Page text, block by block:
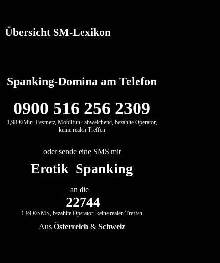
Übersicht SM-Lexikon
Spanking-Domina am Telefon
0900 516 256 2309
1,98 €/Min. Festnetz, Mobilfunk abweichend, bezahlte Operator,
keine realen Treffen
oder sende eine SMS mit
Erotik Spanking
an die
22744
1,99 €/SMS, bezahlte Operator, keine realen Treffen
Aus Österreich & Schweiz